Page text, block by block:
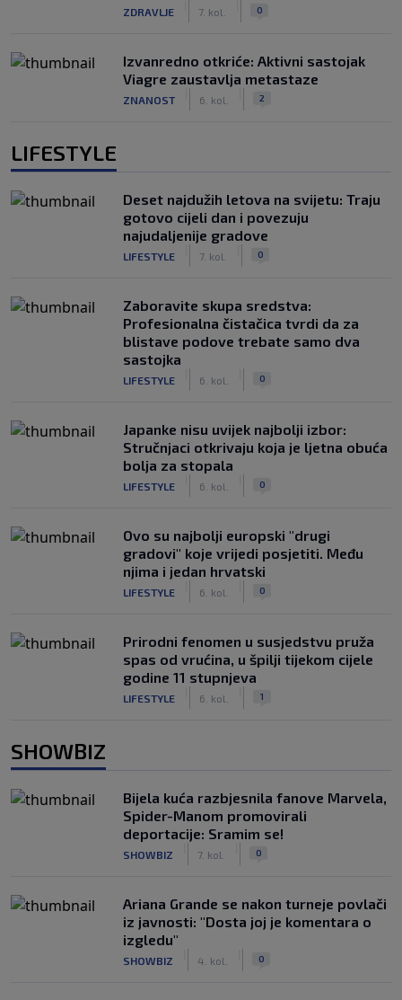
ZDRAVLJE 7. kol. 0
Izvanredno otkriće: Aktivni sastojak
Viagre zaustavlja metastaze
ZNANOST 6. kol. 2
LIFESTYLE
Deset najdužih letova na svijetu: Traju
gotovo cijeli dan i povezuju
najudaljenije gradove
LIFESTYLE 7. kol. 0
Zaboravite skupa sredstva:
Profesionalna čistačica tvrdi da za
blistave podove trebate samo dva
sastojka
LIFESTYLE 6. kol. 0
Japanke nisu uvijek najbolji izbor:
Stručnjaci otkrivaju koja je ljetna obuća
bolja za stopala
LIFESTYLE 6. kol. 0
Ovo su najbolji europski "drugi
gradovi" koje vrijedi posjetiti. Među
njima i jedan hrvatski
LIFESTYLE 6. kol. 0
Prirodni fenomen u susjedstvu pruža
spas od vrućina, u špilji tijekom cijele
godine 11 stupnjeva
LIFESTYLE 6. kol. 1
SHOWBIZ
Bijela kuća razbjesnila fanove Marvela,
Spider-Manom promovirali
deportacije: Sramim se!
SHOWBIZ 7. kol. 0
Ariana Grande se nakon turneje povlači
iz javnosti: "Dosta joj je komentara o
izgledu"
SHOWBIZ 4. kol. 0